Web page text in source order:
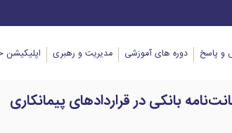
و پاسخ دوره های آموزشی مدیریت و رهبری اپلیکیشن
بانکی در قراردادهای پیمانکاری